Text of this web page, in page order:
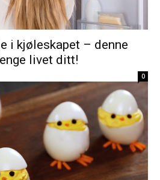
i kjøleskapet – denne
livet ditt!
0